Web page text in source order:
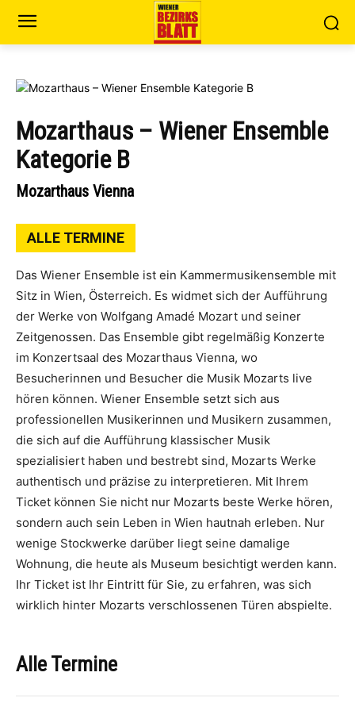
Mozarthaus – Wiener Ensemble
Kategorie B
Mozarthaus Vienna
ALLE TERMINE
Das Wiener Ensemble ist ein Kammermusikensemble mit
Sitz in Wien, Österreich. Es widmet sich der Aufführung
der Werke von Wolfgang Amadé Mozart und seiner
Zeitgenossen. Das Ensemble gibt regelmäßig Konzerte
im Konzertsaal des Mozarthaus Vienna, wo
Besucherinnen und Besucher die Musik Mozarts live
hören können. Wiener Ensemble setzt sich aus
professionellen Musikerinnen und Musikern zusammen,
die sich auf die Aufführung klassischer Musik
spezialisiert haben und bestrebt sind, Mozarts Werke
authentisch und präzise zu interpretieren. Mit Ihrem
Ticket können Sie nicht nur Mozarts beste Werke hören,
sondern auch sein Leben in Wien hautnah erleben. Nur
wenige Stockwerke darüber liegt seine damalige
Wohnung, die heute als Museum besichtigt werden kann.
Ihr Ticket ist Ihr Eintritt für Sie, zu erfahren, was sich
wirklich hinter Mozarts verschlossenen Türen abspielte.
Alle Termine